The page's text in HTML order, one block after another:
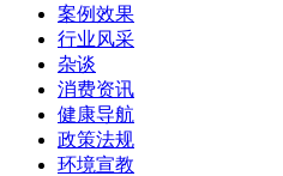
案例效果
行业风采
杂谈
消费资讯
健康导航
政策法规
环境宣教